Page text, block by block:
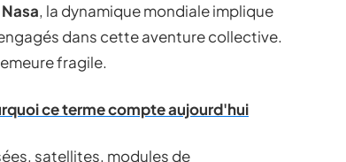
Nasa, la dynamique mondiale implique
dans cette aventure collective.
fragile.
ce terme compte aujourd'hui
satellites, modules de